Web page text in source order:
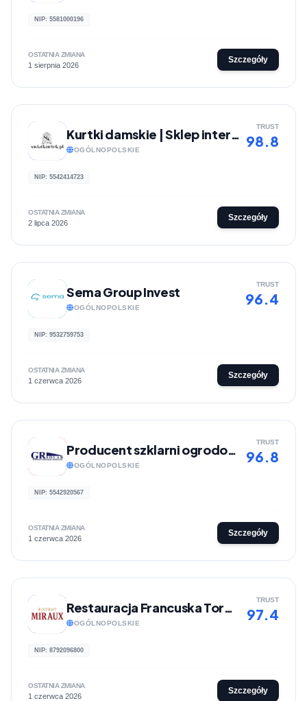
NIP: 5581000196
OSTATNIA ZMIANA
1 sierpnia 2026
Szczegóły
Kurtki damskie | Sklep internetowy Światkurtek.pl
OGÓLNOPOLSKIE
TRUST
98.8
NIP: 5542414723
OSTATNIA ZMIANA
2 lipca 2026
Szczegóły
Sema Group Invest
OGÓLNOPOLSKIE
TRUST
96.4
NIP: 9532759753
OSTATNIA ZMIANA
1 czerwca 2026
Szczegóły
Producent szklarni ogrodowych GR-Solar
OGÓLNOPOLSKIE
TRUST
96.8
NIP: 5542920567
OSTATNIA ZMIANA
1 czerwca 2026
Szczegóły
Restauracja Francuska Toruń Bistrot Miraux
OGÓLNOPOLSKIE
TRUST
97.4
NIP: 8792096800
OSTATNIA ZMIANA
1 czerwca 2026
Szczegóły